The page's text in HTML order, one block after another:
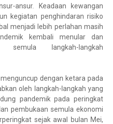
ansur. Keadaan kewangan
kegiatan penghindaran risiko
menjadi lebih perlahan masih
kembali menular dan
semula langkah-langkah
dengan ketara pada
oleh langkah-langkah yang
pandemik pada peringkat
pembukaan semula ekonomi
sejak awal bulan Mei,